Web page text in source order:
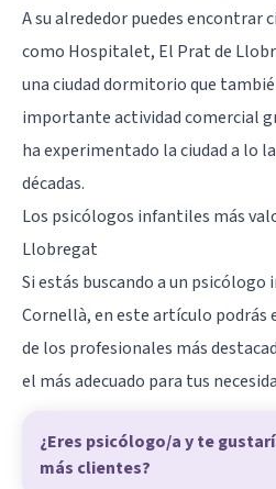
A su alrededor puedes encontrar
como Hospitalet, El Prat de
una ciudad dormitorio que
importante actividad comercial
ha experimentado la ciudad a lo
décadas.
Los psicólogos infantiles más
Llobregat
Si estás buscando a un psicólogo
Cornellà, en este artículo podrás
de los profesionales más
el más adecuado para tus
¿Eres psicólogo/a y te
más clientes?